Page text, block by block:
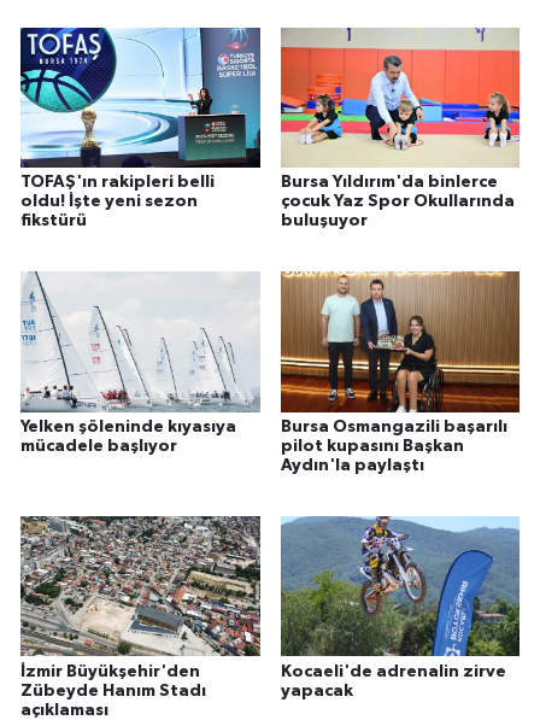
TOFAŞ'ın rakipleri belli
oldu! İşte yeni sezon
fikstürü
Bursa Yıldırım'da binlerce
çocuk Yaz Spor Okullarında
buluşuyor
Yelken şöleninde kıyasıya
mücadele başlıyor
Bursa Osmangazili başarılı
pilot kupasını Başkan
Aydın'la paylaştı
İzmir Büyükşehir'den
Zübeyde Hanım Stadı
açıklaması
Kocaeli'de adrenalin zirve
yapacak